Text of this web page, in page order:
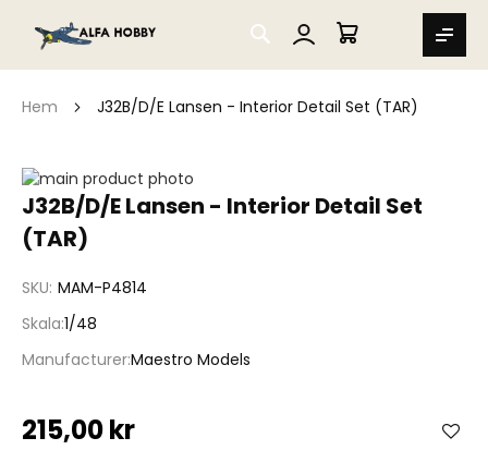
SEARCH
MIN VARUKORG
Hem J32B/D/E Lansen - Interior Detail Set (TAR)
J32B/D/E Lansen - Interior Detail Set
(TAR)
SKU MAM-P4814
Skala 1/48
ManufacturerMaestro Models
215,00 kr
Hoppa
till
slutet
av
Hoppa
till
början
bildgalleriet